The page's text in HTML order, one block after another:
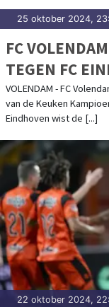
25 oktober 2024,
FC
TEGEN FC
RIJ
VOLENDAM - FC
van de Keuken
Eindhoven wist de [...]
22 oktober 2024,